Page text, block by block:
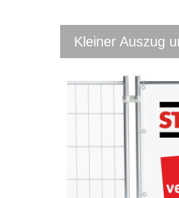
Kleiner Auszug